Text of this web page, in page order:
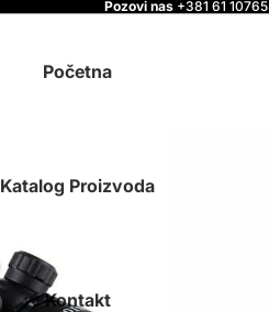
Pozovi nas +381 61
Početna
Katalog Proizvoda
Kontakt